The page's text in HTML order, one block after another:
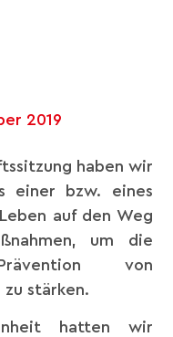
2019
haben wir
einer bzw. eines
auf den Weg
um die
von
stärken.
hatten wir